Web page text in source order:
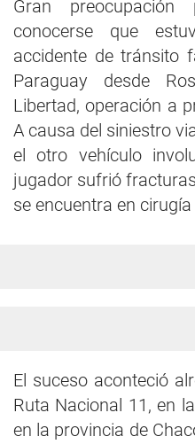
Gran
conocerse que
accidente de tránsito
Paraguay desde
Libertad, operación a
A causa del siniestro
el otro vehículo
jugador sufrió
se encuentra en
El suceso aconteció
Ruta Nacional 11, en
en la provincia de